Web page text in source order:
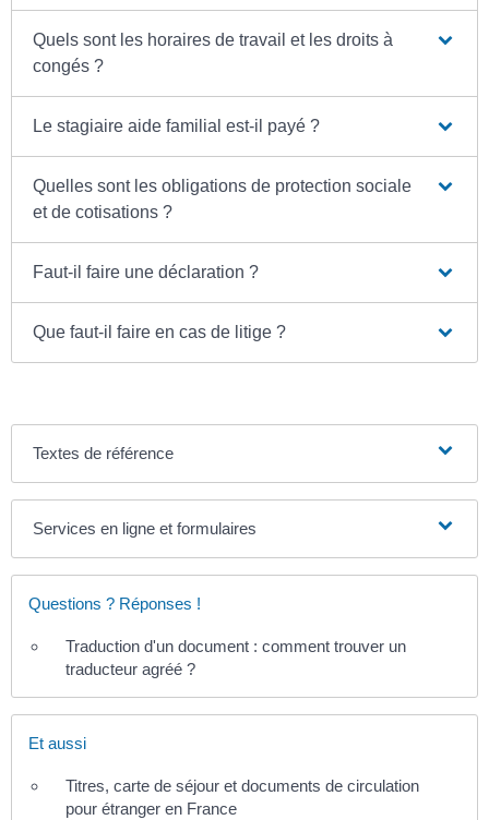
Quels sont les horaires de travail et les droits à
congés ?
Le stagiaire aide familial est-il payé ?
Quelles sont les obligations de protection sociale
et de cotisations ?
Faut-il faire une déclaration ?
Que faut-il faire en cas de litige ?
Textes de référence
Services en ligne et formulaires
Questions ? Réponses !
Traduction d'un document : comment trouver un
traducteur agréé ?
Et aussi
Titres, carte de séjour et documents de circulation
pour étranger en France